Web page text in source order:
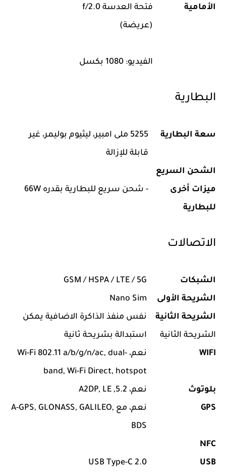
الأمامية
فتحة العدسة f/2.0
(عريضة)
الفيديو: 1080 بكسل
البطارية
سعة البطارية
5255 ملى امبير، ليثيوم بوليمر، غير
قابلة للإزالة
الشحن السريع
ميزات أخرى
للبطارية
- شحن سريع للبطارية بقدره 66W
الاتصالات
الشبكات
GSM / HSPA / LTE / 5G
الشريحة الأولى
Nano Sim
الشريحة الثانية
الشريحة الثانية
نفس منفذ الذاكرة الاضافية يمكن
استبدالة بشريحة ثانية
WIFI
نعم، Wi-Fi 802.11 a/b/g/n/ac, dual-
band, Wi-Fi Direct, hotspot
بلوتوث
نعم، 5.2, A2DP, LE
GPS
نعم، مع A-GPS, GLONASS, GALILEO,
BDS
NFC
USB
USB Type-C 2.0